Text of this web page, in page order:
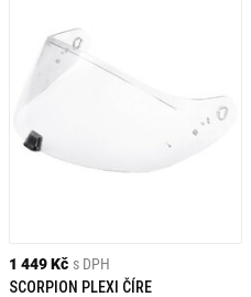
1 449 Kč s DPH
SCORPION PLEXI ČÍRE